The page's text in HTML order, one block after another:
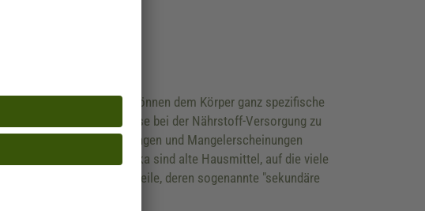
Diese Zutaten können dem Körper ganz spezifische
geeignet sind, Engpässe bei der Nährstoff-Versorgung zu
von Erkrankungen und Mangelerscheinungen
Viele Nutrizeutika sind alte Hausmittel, auf die viele
und pflanzliche Bestandteile, deren sogenannte "sekundäre